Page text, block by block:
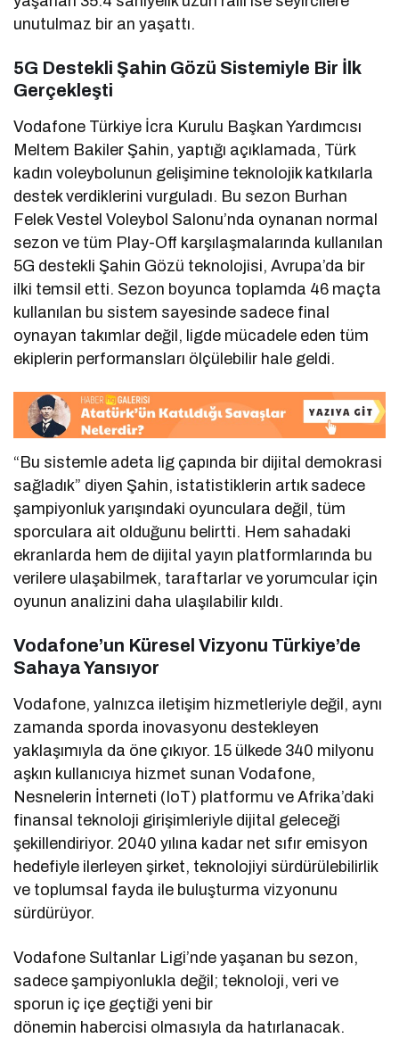
unutulmaz bir an yaşattı.
5G Destekli Şahin Gözü Sistemiyle Bir İlk
Gerçekleşti
Vodafone Türkiye İcra Kurulu Başkan Yardımcısı
Meltem Bakiler Şahin, yaptığı açıklamada, Türk
kadın voleybolunun gelişimine teknolojik katkılarla
destek verdiklerini vurguladı. Bu sezon Burhan
Felek Vestel Voleybol Salonu’nda oynanan normal
sezon ve tüm Play-Off karşılaşmalarında kullanılan
5G destekli Şahin Gözü teknolojisi, Avrupa’da bir
ilki temsil etti. Sezon boyunca toplamda 46 maçta
kullanılan bu sistem sayesinde sadece final
oynayan takımlar değil, ligde mücadele eden tüm
ekiplerin performansları ölçülebilir hale geldi.
“Bu sistemle adeta lig çapında bir dijital demokrasi
sağladık” diyen Şahin, istatistiklerin artık sadece
şampiyonluk yarışındaki oyunculara değil, tüm
sporculara ait olduğunu belirtti. Hem sahadaki
ekranlarda hem de dijital yayın platformlarında bu
verilere ulaşabilmek, taraftarlar ve yorumcular için
oyunun analizini daha ulaşılabilir kıldı.
Vodafone’un Küresel Vizyonu Türkiye’de
Sahaya Yansıyor
Vodafone, yalnızca iletişim hizmetleriyle değil, aynı
zamanda sporda inovasyonu destekleyen
yaklaşımıyla da öne çıkıyor. 15 ülkede 340 milyonu
aşkın kullanıcıya hizmet sunan Vodafone,
Nesnelerin İnterneti (IoT) platformu ve Afrika’daki
finansal teknoloji girişimleriyle dijital geleceği
şekillendiriyor. 2040 yılına kadar net sıfır emisyon
hedefiyle ilerleyen şirket, teknolojiyi sürdürülebilirlik
ve toplumsal fayda ile buluşturma vizyonunu
sürdürüyor.
Vodafone Sultanlar Ligi’nde yaşanan bu sezon,
sadece şampiyonlukla değil; teknoloji, veri ve
sporun iç içe geçtiği yeni bir
dönemin habercisi olmasıyla da hatırlanacak.